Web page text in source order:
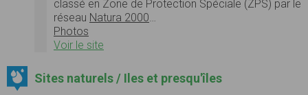
classé en Zone de Protection Spéciale (ZPS) par le
réseau Natura 2000
Photos
Voir le site
Sites naturels / Iles et presqu'îles